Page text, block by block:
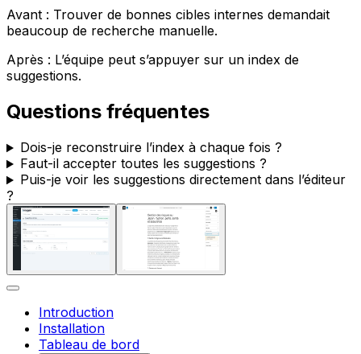
Avant : Trouver de bonnes cibles internes demandait
beaucoup de recherche manuelle.
Après : L’équipe peut s’appuyer sur un index de
suggestions.
Questions fréquentes
Dois-je reconstruire l’index à chaque fois ?
Faut-il accepter toutes les suggestions ?
Puis-je voir les suggestions directement dans l’éditeur
?
Introduction
Installation
Tableau de bord